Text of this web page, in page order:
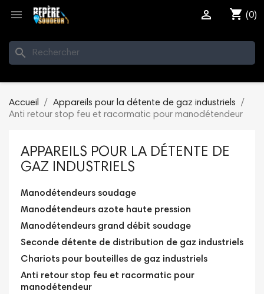
 shopping_cart (0)

search
Accueil
Appareils pour la détente de gaz industriels
Anti retour stop feu et racormatic pour manodétendeur
APPAREILS POUR LA DÉTENTE DE
GAZ INDUSTRIELS
Manodétendeurs soudage
Manodétendeurs azote haute pression
Manodétendeurs grand débit soudage
Seconde détente de distribution de gaz industriels
Chariots pour bouteilles de gaz industriels
Anti retour stop feu et racormatic pour
manodétendeur